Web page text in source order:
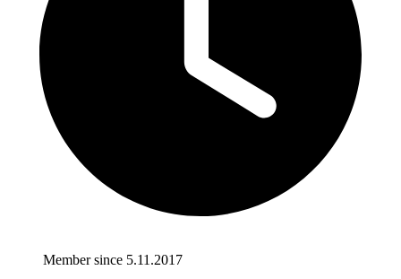
Member since 5.11.2017